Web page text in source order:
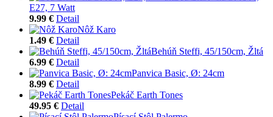
E27, 7 Watt
9.99 € Detail
Nôž Karo
1.49 € Detail
Behúň Steffi, 45/150cm, Žltá
6.99 € Detail
Panvica Basic, Ø: 24cm
8.99 € Detail
Pekáč Earth Tones
49.95 € Detail